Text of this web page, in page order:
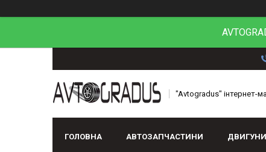
"Avtogradus" інтернет-
ГОЛОВНА АВТОЗАПЧАСТИНИ ДВИГУНИ